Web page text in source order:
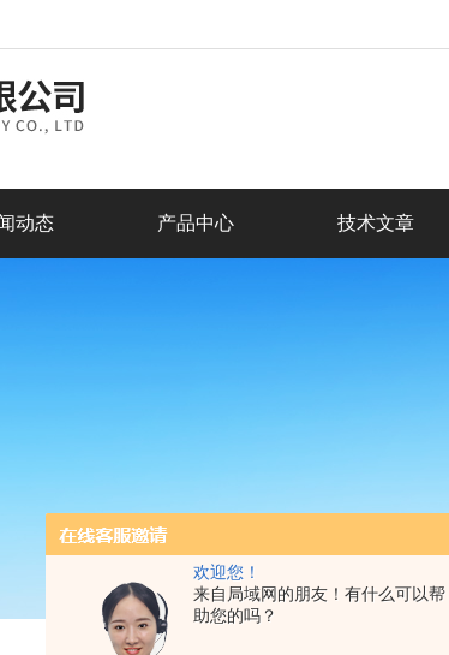
欢迎您！
来自局域网的朋友！有什么可以帮
助您的吗？
动态 产品中心 技术文章